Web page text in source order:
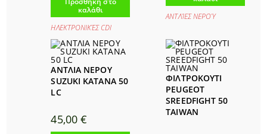
καλάθι
ΗΛΕΚΤΡΟΝΙΚΈΣ CDI
ΑΝΤΛΊΕΣ ΝΕΡΟΎ
ΑΝΤΛΙΑ ΝΕΡΟΥ
SUZUKI KATANA 50
LC
45,00€
ΦΙΛΤΡΟΚΟΥΤΙ
PEUGEOT
SREEDFIGHT 50
TAIWAN